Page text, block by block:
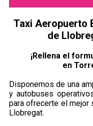
Taxi Aeropuerto
de
¡Rellena el
en
Disponemos de una
y autobuses
para ofrecerte el mejor
Llobregat.